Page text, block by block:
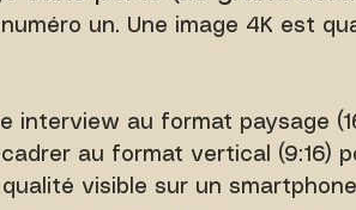
un. Une image 4K est
interview au format paysage
au format vertical (9:16)
visible sur un